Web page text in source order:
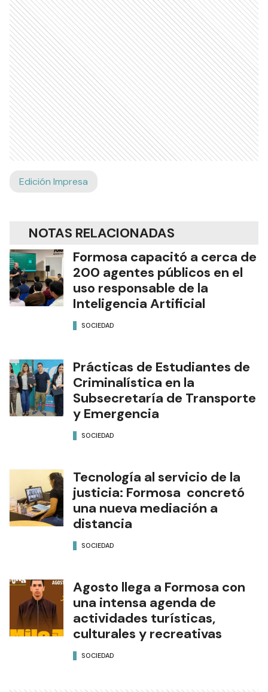
Edición Impresa
NOTAS RELACIONADAS
Formosa capacitó a cerca de
200 agentes públicos en el
uso responsable de la
Inteligencia Artificial
SOCIEDAD
Prácticas de Estudiantes de
Criminalística en la
Subsecretaría de Transporte
y Emergencia
SOCIEDAD
Tecnología al servicio de la
justicia: Formosa concretó
una nueva mediación a
distancia
SOCIEDAD
Agosto llega a Formosa con
una intensa agenda de
actividades turísticas,
culturales y recreativas
SOCIEDAD